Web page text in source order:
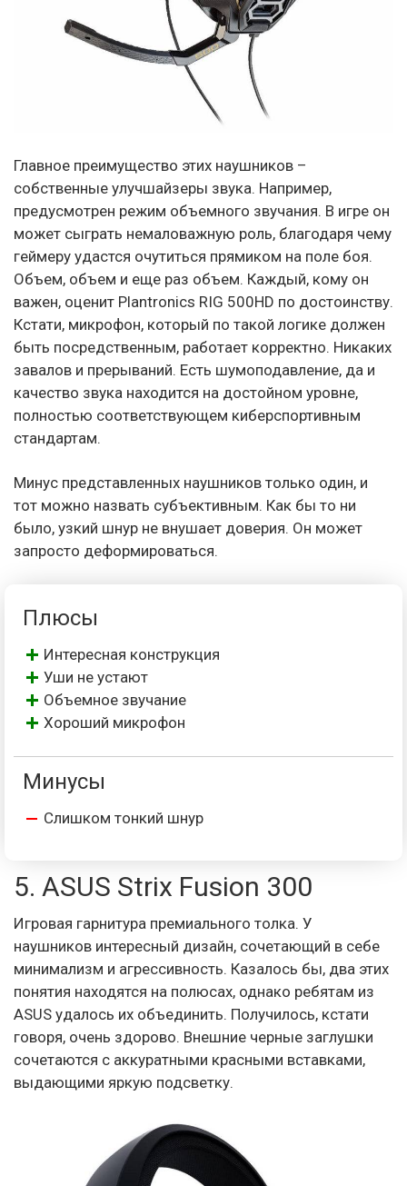
Главное преимущество этих наушников –
собственные улучшайзеры звука. Например,
предусмотрен режим объемного звучания. В игре он
может сыграть немаловажную роль, благодаря чему
геймеру удастся очутиться прямиком на поле боя.
Объем, объем и еще раз объем. Каждый, кому он
важен, оценит Plantronics RIG 500HD по достоинству.
Кстати, микрофон, который по такой логике должен
быть посредственным, работает корректно. Никаких
завалов и прерываний. Есть шумоподавление, да и
качество звука находится на достойном уровне,
полностью соответствующем киберспортивным
стандартам.
Минус представленных наушников только один, и
тот можно назвать субъективным. Как бы то ни
было, узкий шнур не внушает доверия. Он может
запросто деформироваться.
Плюсы
Интересная конструкция
Уши не устают
Объемное звучание
Хороший микрофон
Минусы
Слишком тонкий шнур
5. ASUS Strix Fusion 300
Игровая гарнитура премиального толка. У
наушников интересный дизайн, сочетающий в себе
минимализм и агрессивность. Казалось бы, два этих
понятия находятся на полюсах, однако ребятам из
ASUS удалось их объединить. Получилось, кстати
говоря, очень здорово. Внешние черные заглушки
сочетаются с аккуратными красными вставками,
выдающими яркую подсветку.